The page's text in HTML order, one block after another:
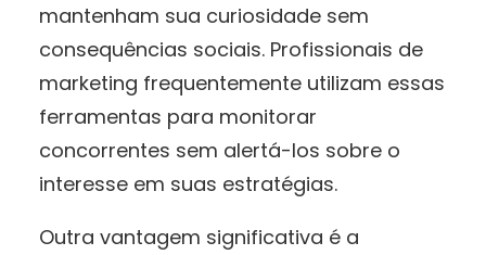
mantenham sua curiosidade sem
consequências sociais. Profissionais de
marketing frequentemente utilizam essas
ferramentas para monitorar
concorrentes sem alertá-los sobre o
interesse em suas estratégias.
Outra vantagem significativa é a